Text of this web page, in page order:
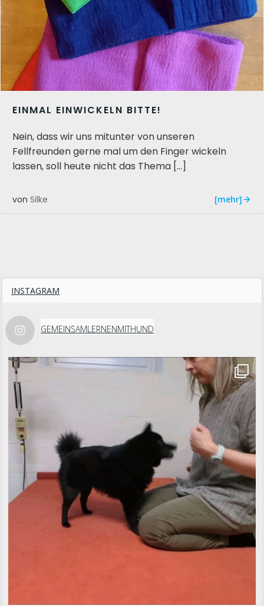
EINMAL EINWICKELN BITTE!
Nein, dass wir uns mitunter von unseren
Fellfreunden gerne mal um den Finger wickeln
lassen, soll heute nicht das Thema […]
von Silke [mehr]
INSTAGRAM
GEMEINSAMLERNENMITHUND